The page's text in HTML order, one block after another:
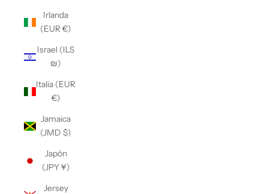
Irlanda
(EUR €)
Israel (ILS
₪)
Italia (EUR
€)
Jamaica
(JMD $)
Japón
(JPY ¥)
Jersey